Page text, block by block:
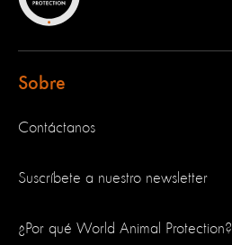
Sobre
Contáctanos
Suscríbete a nuestro newsletter
¿Por qué World Animal Protection?